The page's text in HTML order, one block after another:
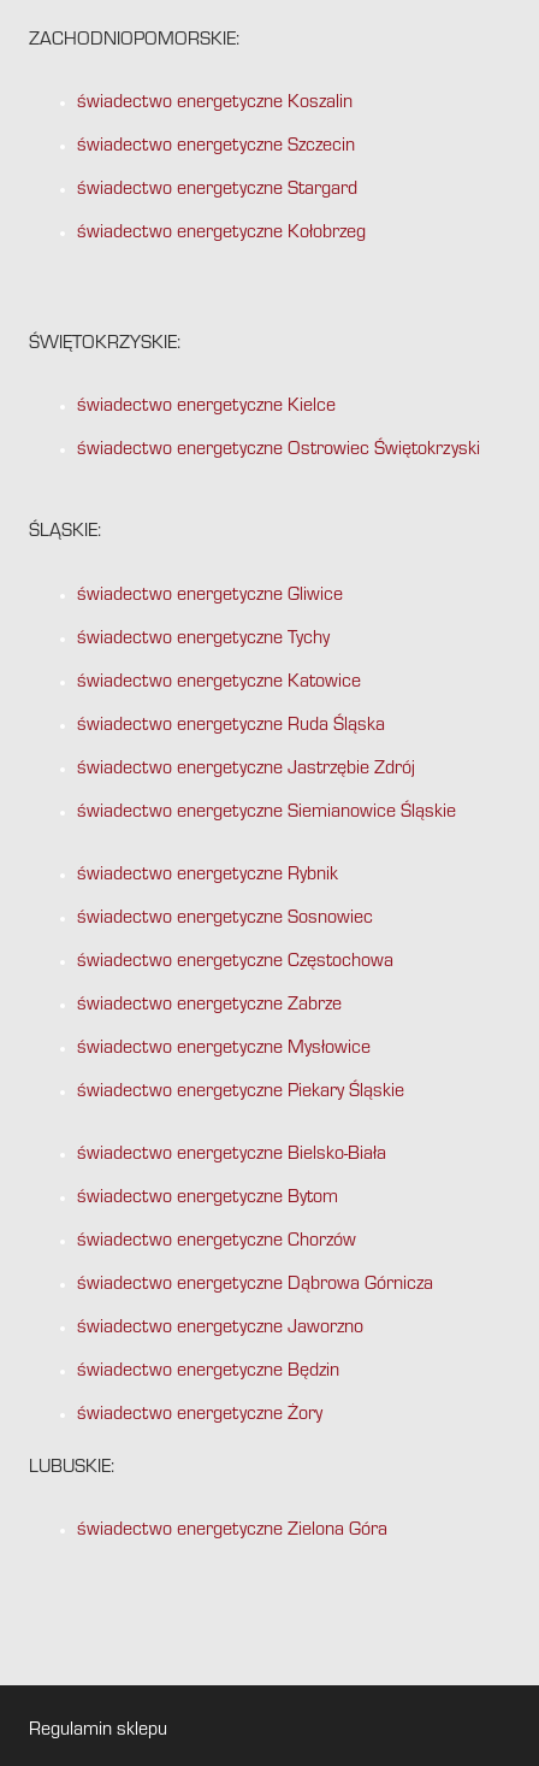
ZACHODNIOPOMORSKIE:
świadectwo energetyczne Koszalin
świadectwo energetyczne Szczecin
świadectwo energetyczne Stargard
świadectwo energetyczne Kołobrzeg
ŚWIĘTOKRZYSKIE:
świadectwo energetyczne Kielce
świadectwo energetyczne Ostrowiec Świętokrzyski
ŚLĄSKIE:
świadectwo energetyczne Gliwice
świadectwo energetyczne Tychy
świadectwo energetyczne Katowice
świadectwo energetyczne Ruda Śląska
świadectwo energetyczne Jastrzębie Zdrój
świadectwo energetyczne Siemianowice Śląskie
świadectwo energetyczne Rybnik
świadectwo energetyczne Sosnowiec
świadectwo energetyczne Częstochowa
świadectwo energetyczne Zabrze
świadectwo energetyczne Mysłowice
świadectwo energetyczne Piekary Śląskie
świadectwo energetyczne Bielsko-Biała
świadectwo energetyczne Bytom
świadectwo energetyczne Chorzów
świadectwo energetyczne Dąbrowa Górnicza
świadectwo energetyczne Jaworzno
świadectwo energetyczne Będzin
świadectwo energetyczne Żory
LUBUSKIE:
świadectwo energetyczne Zielona Góra
Regulamin sklepu